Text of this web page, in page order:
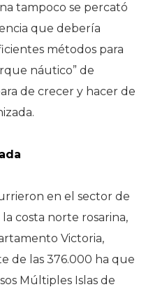
tampoco se percató
que debería
métodos para
náutico” de
de crecer y hacer de
en el sector de
costa norte rosarina,
Victoria,
de las 376.000 ha que
Múltiples Islas de